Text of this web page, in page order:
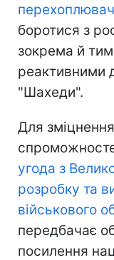
боротися з
зокрема й
реактивними
"Шахеди".
Для
угода з
розробку та
військового
передбачає
посилення